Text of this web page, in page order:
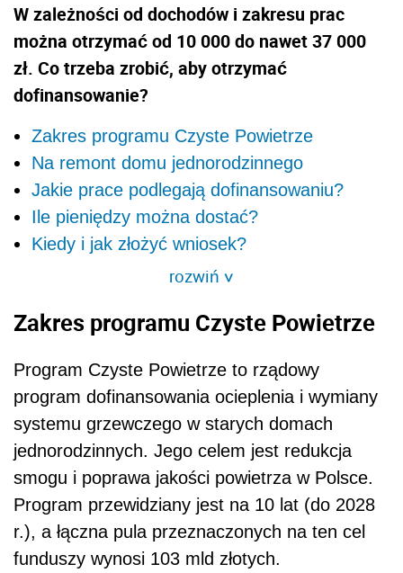
W zależności od dochodów i zakresu prac
można otrzymać od 10 000 do nawet 37 000
zł. Co trzeba zrobić, aby otrzymać
dofinansowanie?
Zakres programu Czyste Powietrze
Na remont domu jednorodzinnego
Jakie prace podlegają dofinansowaniu?
Ile pieniędzy można dostać?
Kiedy i jak złożyć wniosek?
rozwiń>
Zakres programu Czyste Powietrze
Program Czyste Powietrze to rządowy
program dofinansowania ocieplenia i wymiany
systemu grzewczego w starych domach
jednorodzinnych. Jego celem jest redukcja
smogu i poprawa jakości powietrza w Polsce.
Program przewidziany jest na 10 lat (do 2028
r.), a łączna pula przeznaczonych na ten cel
funduszy wynosi 103 mld złotych.